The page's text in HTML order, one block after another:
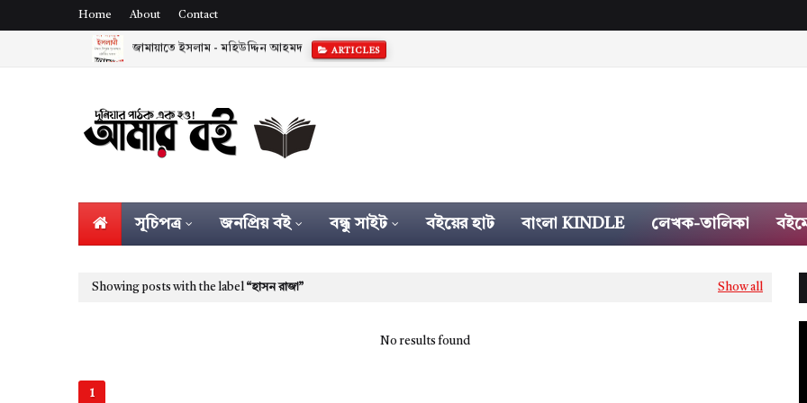
Home About Contact
জামায়াতে ইসলাম - মহিউদ্দিন আহমদ ARTICLES
সূচিপত্র জনপ্রিয় বই বন্ধু সাইট বইয়ের হাট বাংলা KINDLE লেখক-তালিকা
Showing posts with the label হাসন রাজা Show all
No results found
1